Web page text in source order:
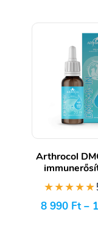
Arthrocol
★★★★★
8 990 Ft–